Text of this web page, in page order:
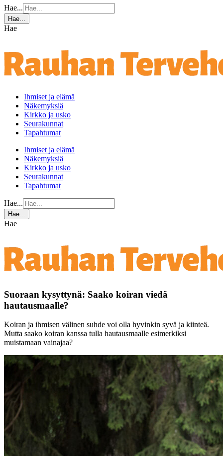
Hae...
Hae...
Hae
Ihmiset ja elämä
Näkemyksiä
Kirkko ja usko
Seurakunnat
Tapahtumat
Ihmiset ja elämä
Näkemyksiä
Kirkko ja usko
Seurakunnat
Tapahtumat
Hae...
Hae...
Hae
Suoraan kysyttynä: Saako koiran viedä
hautausmaalle?
Koiran ja ihmisen välinen suhde voi olla hyvinkin syvä ja kiinteä.
Mutta saako koiran kanssa tulla hautausmaalle esimerkiksi
muistamaan vainajaa?